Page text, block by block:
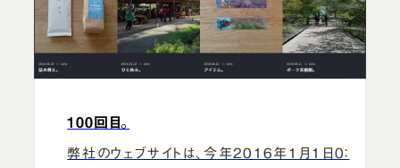
100回目。
弊社のウェブサイトは、今年2016年1月1日0：